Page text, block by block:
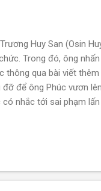
Huy San (Osin
Trong đó, ông
thông qua bài viết
để ông Phúc vươn
nhắc tới sai phạm lấn
tham nhũng của ông
sự chống tham nhũng